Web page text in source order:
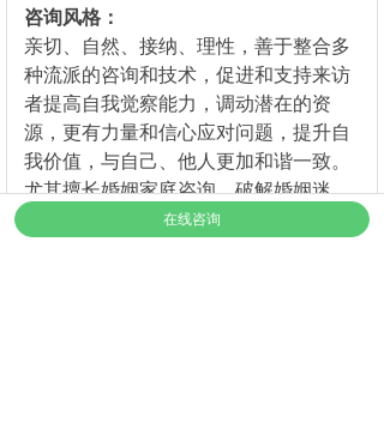
咨询风格 ：
亲切、自然、接纳、理性，善于整合多
种流派的咨询和技术，促进和支持来访
者提高自我觉察能力，调动潜在的资
源，更有力量和信心应对问题，提升自
我价值，与自己、他人更加和谐一致。
尤其擅长婚姻家庭咨询，破解婚姻迷
题，梳理亲子关系，帮助家庭走出困
在线咨询